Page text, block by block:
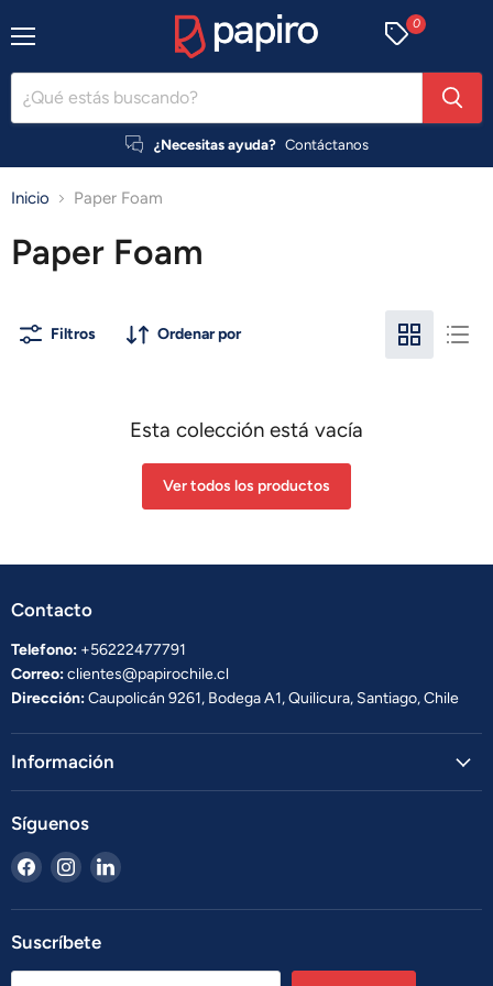
¿Necesitas ayuda? Contáctanos
0
Inicio Paper Foam
Paper Foam
Filtros Ordenar por
Esta colección está vacía
Ver todos los productos
Contacto
Telefono: +56222477791
Correo:clientes@papirochile.cl
Dirección:Caupolicán 9261, Bodega A1, Quilicura, Santiago, Chile
Información
Síguenos
Encuéntrenos
en
Facebook
Encuéntrenos
en
Instagram
Encuéntrenos
LinkedIn
Suscríbete